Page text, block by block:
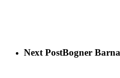
Next PostBogner